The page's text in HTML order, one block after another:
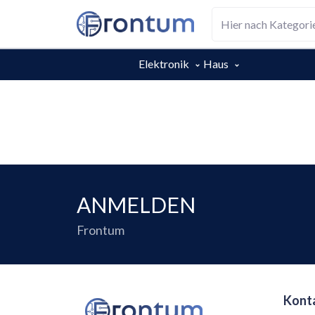
Elektronik Haus
ANMELDEN
Frontum